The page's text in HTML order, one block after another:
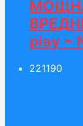
play ~
221190